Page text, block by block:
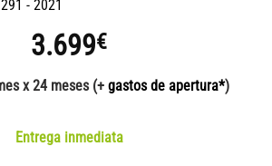
3.699€
x 24 meses (+ gastos de apertura*)
Entrega inmediata